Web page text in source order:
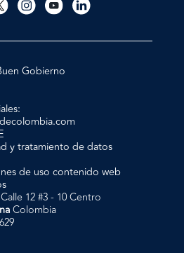
Gobierno
y tratamiento de datos
de uso contenido web
Calle 12 #3 - 10 Centro
Colombia